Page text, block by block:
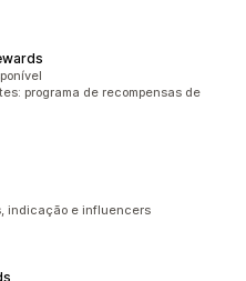
programa de recompensas de
indicação e influencers